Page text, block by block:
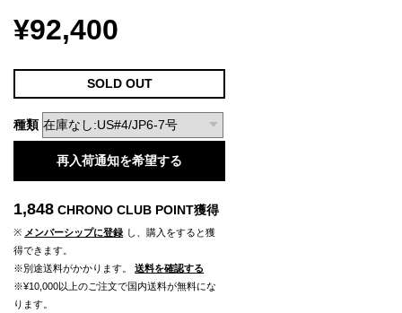
¥92,400
SOLD OUT
種類
再入荷通知を希望する
1,848 CHRONO CLUB POINT獲得
※ メンバーシップに登録 し、購入をすると獲
得できます。
※別途送料がかかります。
送料を確認する
※¥10,000以上のご注文で国内送料が無料にな
ります。